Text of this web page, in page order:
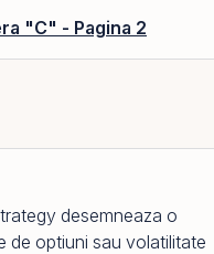
"C" - Pagina 2
desemneaza o
de optiuni sau volatilitate